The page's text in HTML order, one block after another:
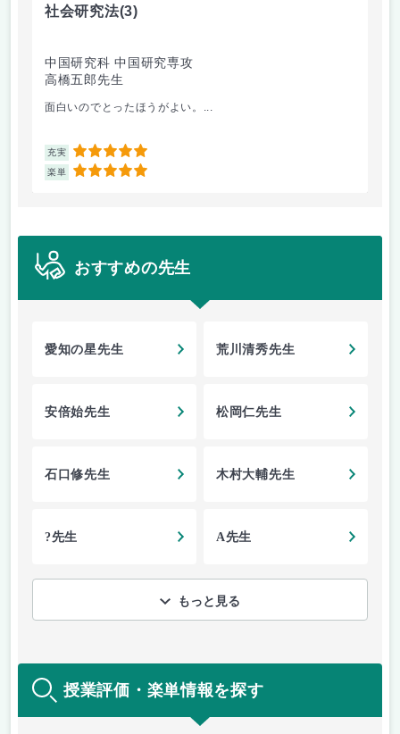
社会研究法(3)
中国研究科 中国研究専攻
高橋五郎先生
面白いのでとったほうがよい。...
充実 5
楽単 5
おすすめの先生
愛知の星先生 荒川清秀先生
安倍始先生 松岡仁先生
石口修先生 木村大輔先生
?先生 A先生
もっと見る
授業評価・楽単情報を探す